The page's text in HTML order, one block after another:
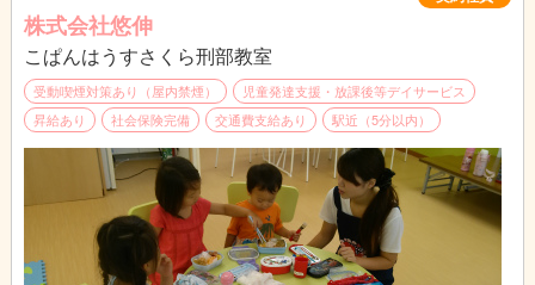
株式会社悠伸
こぱんはうすさくら刑部教室
受動喫煙対策あり（屋内禁煙）
児童発達支援・放課後等デイサービス
昇給あり
社会保険完備 交通費支給あり 駅近（5分以内）